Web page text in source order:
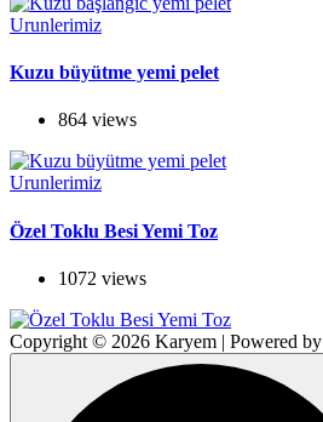
Urunlerimiz
Kuzu büyütme yemi pelet
864 views
Urunlerimiz
Özel Toklu Besi Yemi Toz
1072 views
Copyright © 2026 Karyem | Powered by